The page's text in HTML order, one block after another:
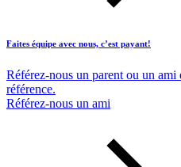
Faites équipe avec nous, c’est payant!
Référez-nous un parent ou un ami
référence.
Référez-nous un ami